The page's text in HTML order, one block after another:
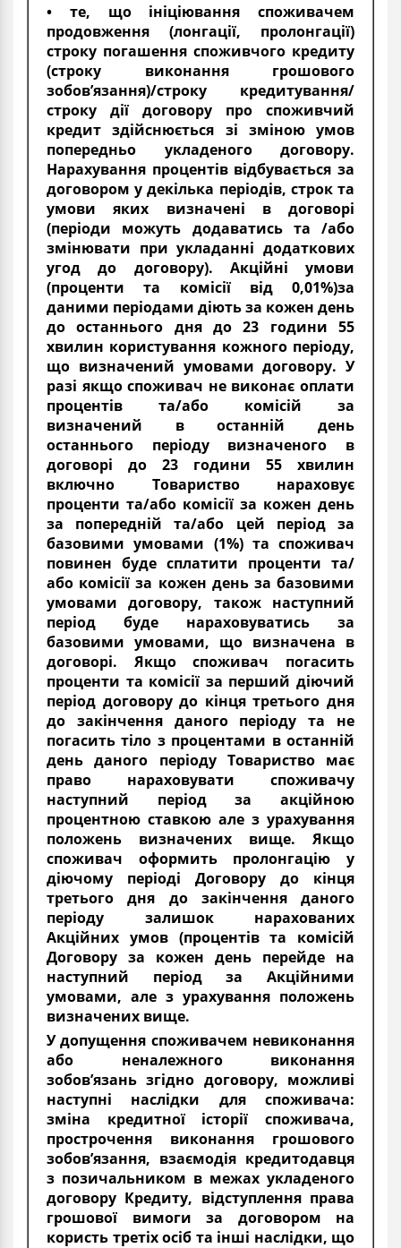
• те, що ініціювання споживачем
продовження (лонгації, пролонгації)
строку погашення споживчого кредиту
(строку виконання грошового
зобов’язання)/строку кредитування/
строку дії договору про споживчий
кредит здійснюється зі зміною умов
попередньо укладеного договору.
Нарахування процентів відбувається за
договором у декілька періодів, строк та
умови яких визначені в договорі
(періоди можуть додаватись та /або
змінювати при укладанні додаткових
угод до договору). Акційні умови
(проценти та комісії від 0,01%)за
даними періодами діють за кожен день
до останнього дня до 23 години 55
хвилин користування кожного періоду,
що визначений умовами договору. У
разі якщо споживач не виконає оплати
процентів та/або комісій за
визначений в останній день
останнього періоду визначеного в
договорі до 23 години 55 хвилин
включно Товариство нараховує
проценти та/або комісії за кожен день
за попередній та/або цей період за
базовими умовами (1%) та споживач
повинен буде сплатити проценти та/
або комісії за кожен день за базовими
умовами договору, також наступний
період буде нараховуватись за
базовими умовами, що визначена в
договорі. Якщо споживач погасить
проценти та комісії за перший діючий
період договору до кінця третього дня
до закінчення даного періоду та не
погасить тіло з процентами в останній
день даного періоду Товариство має
право нараховувати споживачу
наступний період за акційною
процентною ставкою але з урахування
положень визначених вище. Якщо
споживач оформить пролонгацію у
діючому періоді Договору до кінця
третього дня до закінчення даного
періоду залишок нарахованих
Акційних умов (процентів та комісій
Договору за кожен день перейде на
наступний період за Акційними
умовами, але з урахування положень
визначених вище.
У допущення споживачем невиконання
або неналежного виконання
зобов’язань згідно договору, можливі
наступні наслідки для споживача:
зміна кредитної історії споживача,
прострочення виконання грошового
зобов’язання, взаємодія кредитодавця
з позичальником в межах укладеного
договору Кредиту, відступлення права
грошової вимоги за договором на
користь третіх осіб та інші наслідки, що